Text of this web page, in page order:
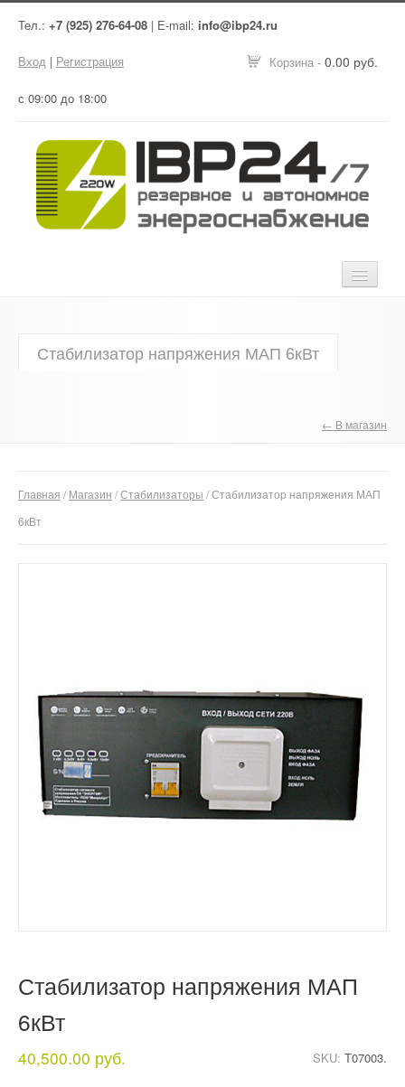
Тел.: +7 (925) 276-64-08 | E-mail: info@ibp24.ru
Корзина - 0.00 руб.
Вход | Регистрация
с 09:00 до 18:00
Оборудование
Контакты
Стабилизатор напряжения МАП 6кВт
← В магазин
Главная /Магазин /Стабилизаторы / Стабилизатор напряжения МАП
6кВт
Стабилизатор напряжения МАП
6кВт
40,500.00 руб. SKU: T07003.